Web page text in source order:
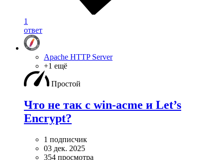
1
ответ
Apache HTTP Server
+1 ещё
Простой
Что не так с win-acme и Let’s
Encrypt?
1 подписчик
03 дек. 2025
354 просмотра